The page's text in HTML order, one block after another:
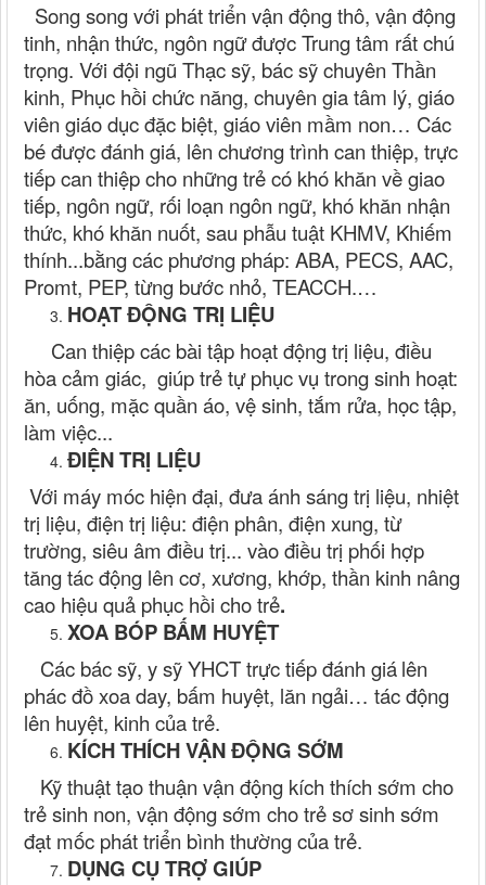
Song song với phát triển vận động thô, vận động
tinh, nhận thức, ngôn ngữ được Trung tâm rất chú
trọng. Với đội ngũ Thạc sỹ, bác sỹ chuyên Thần
kinh, Phục hồi chức năng, chuyên gia tâm lý, giáo
viên giáo dục đặc biệt, giáo viên mầm non… Các
bé được đánh giá, lên chương trình can thiệp, trực
tiếpcan thiệpcho những trẻ có khó khăn về giao
tiếp, ngôn ngữ, rối loạn ngôn ngữ, khó khăn nhận
thức, khó khăn nuốt, sau phẫu tuật KHMV, Khiếm
thính...bằng các phương pháp: ABA, PECS, AAC,
Promt, PEP, từng bước nhỏ, TEACCH.…
HOẠT ĐỘNG TRỊ LIỆU
Can thiệp các bài tập hoạt động trị liệu, điều
hòa cảm giác, giúp trẻ tự phục vụ trong sinh hoạt:
ăn, uống, mặc quần áo, vệ sinh, tắm rửa, học tập,
làm việc...
ĐIỆN TRỊ LIỆU
Với máy móc hiện đại, đưa ánh sáng trị liệu, nhiệt
trị liệu, điện trị liệu: điện phân, điện xung, từ
trường, siêu âm điều trị... vào điều trị phối hợp
tăng tác động lên cơ, xương, khớp, thần kinh nâng
cao hiệu quả phục hồi cho trẻ.
XOA BÓP BẤM HUYỆT
Các bác sỹ, y sỹ YHCT trực tiếp đánh giálên
phác đồ xoa day, bấm huyệt, lăn ngải… tác động
lên huyệt, kinh của trẻ.
KÍCH THÍCH VẬN ĐỘNG SỚM
Kỹ thuật tạo thuận vận động kích thích sớm cho
trẻ sinh non, vận động sớm cho trẻ sơ sinh sớm
đạt mốc phát triển bình thường của trẻ.
DỤNG CỤ TRỢ GIÚP